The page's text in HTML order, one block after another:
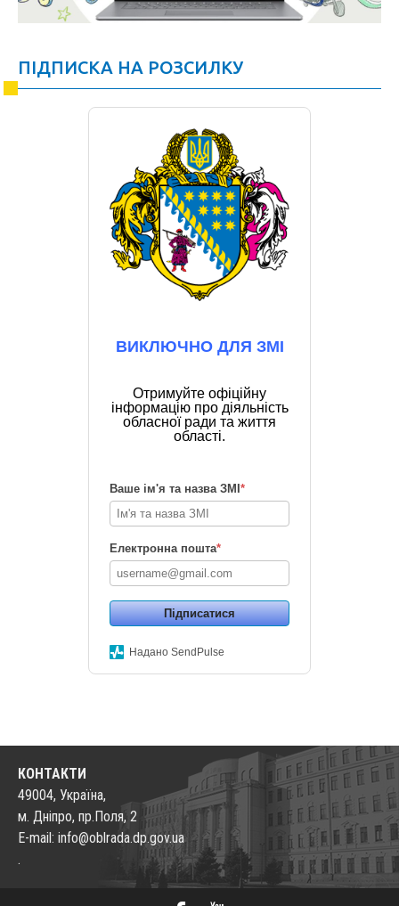
ПІДПИСКА НА РОЗСИЛКУ
ВИКЛЮЧНО ДЛЯ ЗМІ
Отримуйте офіційну
інформацію про діяльність
обласної ради та життя
області.
Ваше ім'я та назва ЗМІ *
Електронна пошта*
Підписатися
Надано SendPulse
КОНТАКТИ
49004, Україна,
м. Дніпро, пр.Поля, 2
E-mail: info@oblrada.dp.gov.ua
.